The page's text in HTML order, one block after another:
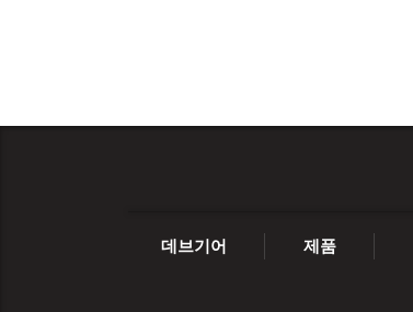
데브기어 제품